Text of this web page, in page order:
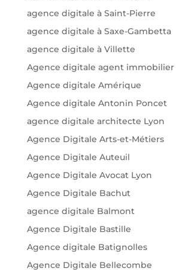
agence digitale à Saint-Pierre
agence digitale à Saxe-Gambetta
agence digitale à Villette
Agence digitale agent immobilier
Agence digitale Amérique
Agence digitale Antonin Poncet
agence digitale architecte Lyon
Agence Digitale Arts-et-Métiers
Agence Digitale Auteuil
Agence Digitale Avocat Lyon
Agence Digitale Bachut
agence digitale Balmont
Agence Digitale Bastille
Agence digitale Batignolles
Agence Digitale Bellecombe